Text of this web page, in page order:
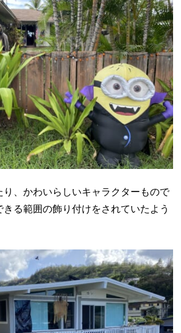
り、かわいらしいキャラクターもので
る範囲の飾り付けをされていたよう